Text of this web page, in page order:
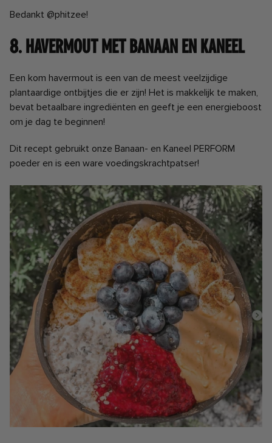
Bedankt @phitzee!
8. Havermout met banaan en kaneel
Een kom havermout is een van de meest veelzijdige
plantaardige ontbijtjes die er zijn! Het is makkelijk te maken,
bevat betaalbare ingrediënten en geeft je een energieboost
om je dag te beginnen!
Dit recept gebruikt onze Banaan- en Kaneel PERFORM
poeder en is een ware voedingskrachtpatser!